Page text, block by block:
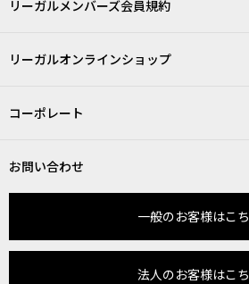
リーガルメンバーズ会員規約
リーガルオンラインショップ
コーポレート
お問い合わせ
一般のお客様はこ
法人のお客様はこ